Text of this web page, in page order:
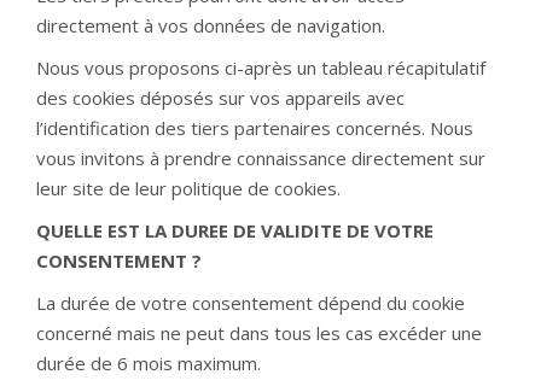
directement à vos données de navigation.
Nous vous proposons ci-après un tableau récapitulatif
des cookies déposés sur vos appareils avec
l’identification des tiers partenaires concernés. Nous
vous invitons à prendre connaissance directement sur
leur site de leur politique de cookies.
QUELLE EST LA DUREE DE VALIDITE DE VOTRE
CONSENTEMENT ?
La durée de votre consentement dépend du cookie
concerné mais ne peut dans tous les cas excéder une
durée de 6 mois maximum.